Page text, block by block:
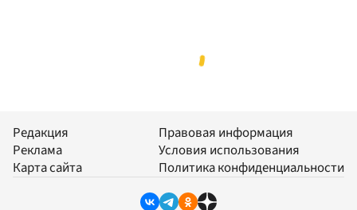
Редакция
Реклама
Карта сайта
Правовая информация
Условия использования
Политика конфиденциальности